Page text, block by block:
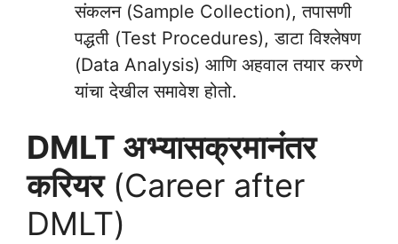
संकलन (Sample Collection), तपासणी
पद्धती (Test Procedures), डाटा विश्लेषण
(Data Analysis) आणि अहवाल तयार करणे
यांचा देखील समावेश होतो.
DMLT अभ्यासक्रमानंतर
करियर(Career after
DMLT)